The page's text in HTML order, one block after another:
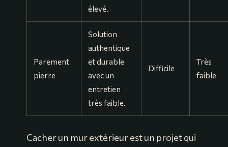
élevé.
Parement
pierre
Solution
authentique
et durable
avec un
entretien
très faible.
Difficile
Très
faible
Cacher un mur extérieur est un projet qui